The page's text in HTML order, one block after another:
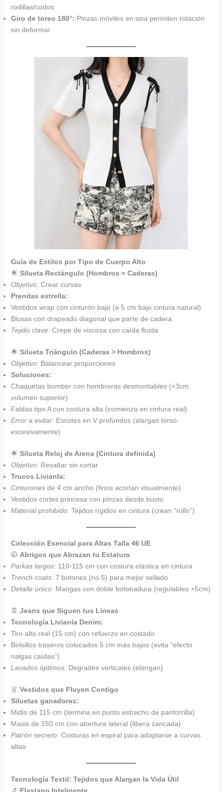
rodillas/codos
Giro de torso 180°: Pinzas móviles en sisa permiten rotación
sin deformar
Guía de Estilos por Tipo de Cuerpo Alto
🌟 Silueta Rectángulo (Hombros = Caderas)
Objetivo: Crear curvas
Prendas estrella:
Vestidos wrap con cinturón bajo (a 5 cm bajo cintura natural)
Blusas con drapeado diagonal que parte de cadera
Tejido clave: Crepe de viscosa con caída fluida
🌟 Silueta Triángulo (Caderas > Hombros)
Objetivo: Balancear proporciones
Soluciones:
Chaquetas bomber con hombreras desmontables (+3cm
volumen superior)
Faldas tipo A con costura alta (comienza en cintura real)
Error a evitar: Escotes en V profundos (alargan torso
excesivamente)
🌟 Silueta Reloj de Arena (Cintura definida)
Objetivo: Resaltar sin cortar
Trucos Livianla:
Cinturones de 4 cm ancho (finos acortan visualmente)
Vestidos cortes princesa con pinzas desde busto
Material prohibido: Tejidos rígidos en cintura (crean “rollo”)
Colección Esencial para Altas Talla 46 UE
🧥 Abrigos que Abrazan tu Estatura
Parkas largos: 110-115 cm con costura elástica en cintura
Trench coats: 7 botones (no 5) para mejor sellado
Detalle único: Mangas con doble botonadura (regulables +5cm)
👖 Jeans que Siguen tus Líneas
Tecnología Livianla Denim:
Tiro alto real (15 cm) con refuerzo en costado
Bolsillos traseros colocados 5 cm más bajos (evita “efecto
nalgas caídas”)
Lavados óptimos: Degradés verticales (elongan)
👗 Vestidos que Fluyen Contigo
Siluetas ganadoras:
Midis de 115 cm (termina en punto estrecho de pantorrilla)
Maxis de 150 cm con abertura lateral (libera zancada)
Patrón secreto: Costuras en espiral para adaptarse a curvas
altas
Tecnología Textil: Tejidos que Alargan la Vida Útil